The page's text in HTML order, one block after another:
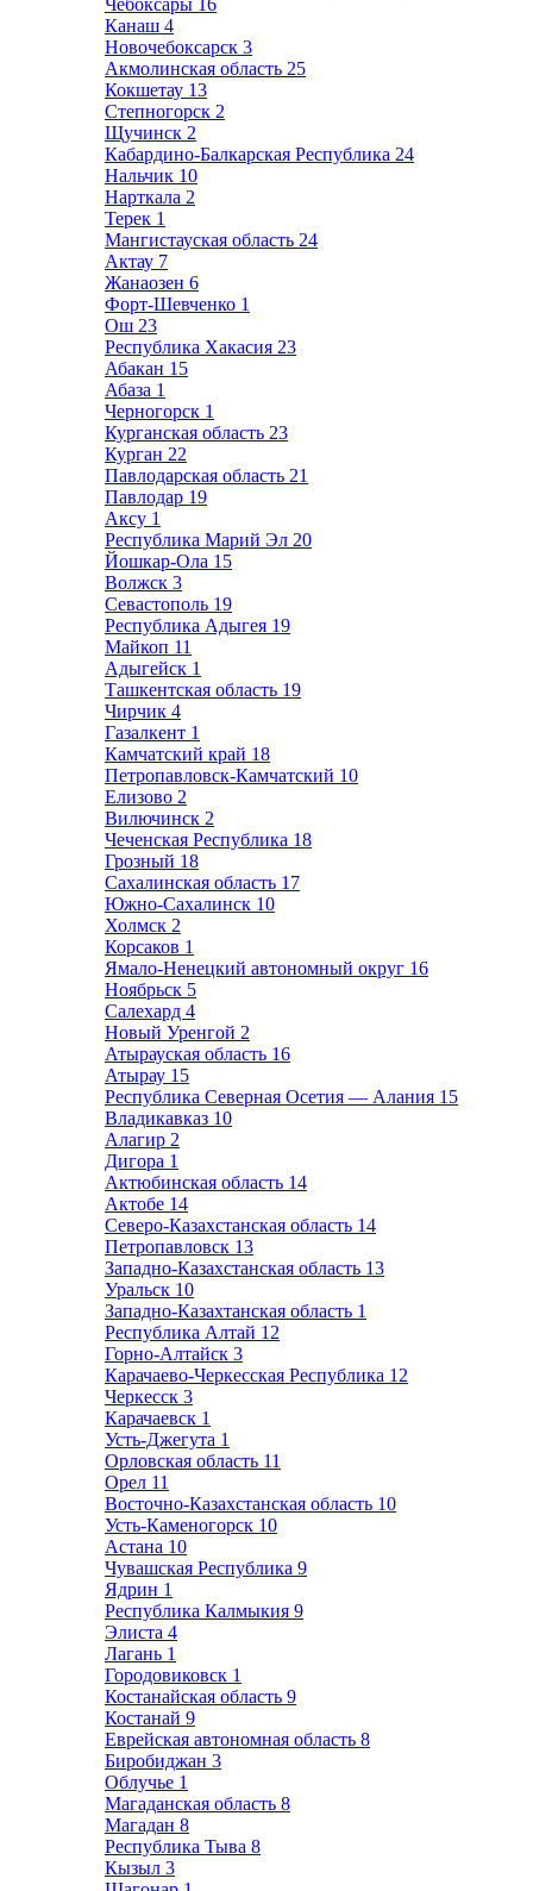
Чебоксары 16
Канаш 4
Новочебоксарск 3
Акмолинская область 25
Кокшетау 13
Степногорск 2
Щучинск 2
Кабардино-Балкарская Республика 24
Нальчик 10
Нарткала 2
Терек 1
Мангистауская область 24
Актау 7
Жанаозен 6
Форт-Шевченко 1
Ош 23
Республика Хакасия 23
Абакан 15
Абаза 1
Черногорск 1
Курганская область 23
Курган 22
Павлодарская область 21
Павлодар 19
Аксу 1
Республика Марий Эл 20
Йошкар-Ола 15
Волжск 3
Севастополь 19
Республика Адыгея 19
Майкоп 11
Адыгейск 1
Ташкентская область 19
Чирчик 4
Газалкент 1
Камчатский край 18
Петропавловск-Камчатский 10
Елизово 2
Вилючинск 2
Чеченская Республика 18
Грозный 18
Сахалинская область 17
Южно-Сахалинск 10
Холмск 2
Корсаков 1
Ямало-Ненецкий автономный округ 16
Ноябрьск 5
Салехард 4
Новый Уренгой 2
Атырауская область 16
Атырау 15
Республика Северная Осетия — Алания 15
Владикавказ 10
Алагир 2
Дигора 1
Актюбинская область 14
Актобе 14
Северо-Казахстанская область 14
Петропавловск 13
Западно-Казахстанская область 13
Уральск 10
Западно-Казахтанская область 1
Республика Алтай 12
Горно-Алтайск 3
Карачаево-Черкесская Республика 12
Черкесск 3
Карачаевск 1
Усть-Джегута 1
Орловская область 11
Орел 11
Восточно-Казахстанская область 10
Усть-Каменогорск 10
Астана 10
Чувашская Республика 9
Ядрин 1
Республика Калмыкия 9
Элиста 4
Лагань 1
Городовиковск 1
Костанайская область 9
Костанай 9
Еврейская автономная область 8
Биробиджан 3
Облучье 1
Магаданская область 8
Магадан 8
Республика Тыва 8
Кызыл 3